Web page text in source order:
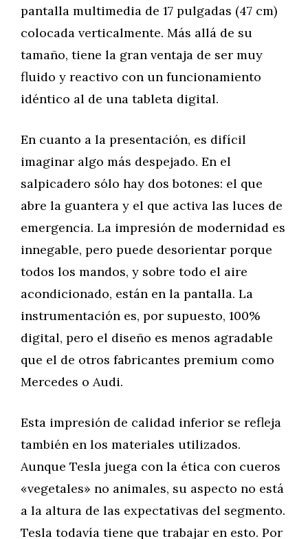
pantalla multimedia de 17 pulgadas (47 cm)
colocada verticalmente. Más allá de su
tamaño, tiene la gran ventaja de ser muy
fluido y reactivo con un funcionamiento
idéntico al de una tableta digital.
En cuanto a la presentación, es difícil
imaginar algo más despejado. En el
salpicadero sólo hay dos botones: el que
abre la guantera y el que activa las luces de
emergencia. La impresión de modernidad es
innegable, pero puede desorientar porque
todos los mandos, y sobre todo el aire
acondicionado, están en la pantalla. La
instrumentación es, por supuesto, 100%
digital, pero el diseño es menos agradable
que el de otros fabricantes premium como
Mercedes o Audi.
Esta impresión de calidad inferior se refleja
también en los materiales utilizados.
Aunque Tesla juega con la ética con cueros
«vegetales» no animales, su aspecto no está
a la altura de las expectativas del segmento.
Tesla todavía tiene que trabajar en esto. Por